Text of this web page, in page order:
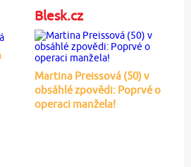
Blesk.cz
Martina Preissová (50) v
obsáhlé zpovědi: Poprvé o
operaci manžela!